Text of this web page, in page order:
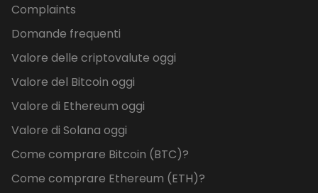
Complaints
Domande frequenti
Valore delle criptovalute oggi
Valore del Bitcoin oggi
Valore di Ethereum oggi
Valore di Solana oggi
Come comprare Bitcoin (BTC)?
Come comprare Ethereum (ETH)?